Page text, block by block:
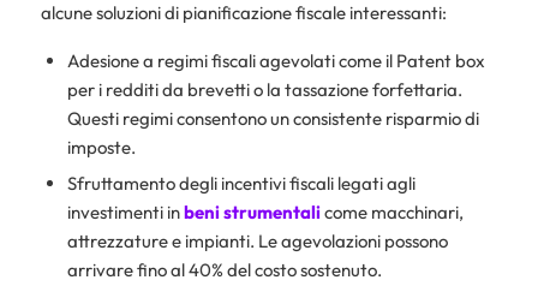
alcune soluzioni di pianificazione fiscale interessanti:
Adesione a regimi fiscali agevolati come il Patent box
per i redditi da brevetti o la tassazione forfettaria.
Questi regimi consentono un consistente risparmio di
imposte.
Sfruttamento degli incentivi fiscali legati agli
investimenti inbeni strumentalicome macchinari,
attrezzature e impianti. Le agevolazioni possono
arrivare fino al 40% del costo sostenuto.